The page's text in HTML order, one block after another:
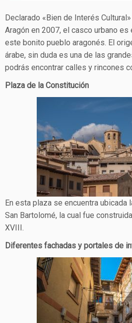
Declarado «Bien de Interés
Aragón en 2007, el casco urbano
este bonito pueblo aragonés. El
árabe, sin duda es una de las
podrás encontrar calles y rincones
Plaza de la Constitución
En esta plaza se encuentra ubicada
San Bartolomé, la cual fue
XVIII.
Diferentes fachadas y portales de